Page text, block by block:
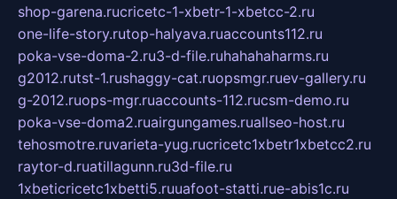
shop-garena.rucricetc-1-xbetr-1-xbetcc-2.ru
one-life-story.rutop-halyava.ruaccounts112.ru
poka-vse-doma-2.ru3-d-file.ruhahahaharms.ru
g2012.rutst-1.rushaggy-cat.ruopsmgr.ruev-gallery.ru
g-2012.ruops-mgr.ruaccounts-112.rucsm-demo.ru
poka-vse-doma2.ruairgungames.ruallseo-host.ru
tehosmotre.ruvarieta-yug.rucricetc1xbetr1xbetcc2.ru
raytor-d.ruatillagunn.ru3d-file.ru
1xbeticricetc1xbetti5.ruuafoot-statti.rue-abis1c.ru